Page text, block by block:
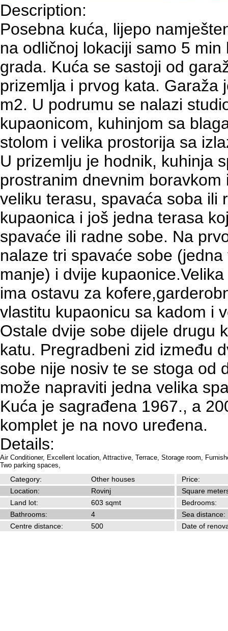
Description:
Posebna kuća, lijepo
na odličnoj lokaciji samo 5
grada. Kuća se sastoji od
prizemlja i prvog kata. Garaža
m2. U podrumu se nalazi
kupaonicom, kuhinjom sa
stolom i velika prostorija sa
U prizemlju je hodnik, kuhinja
prostranim dnevnim boravkom
veliku terasu, spavaća soba ili
kupaonica i još jedna terasa
spavaće ili radne sobe. Na
nalaze tri spavaće sobe
manje) i dvije
ima ostavu za
vlastitu kupaonicu sa kadom i
Ostale dvije sobe dijele drugu
katu. Pregradbeni zid između
sobe nije nosiv te se stoga od
može napraviti jedna velika
Kuća je sagrađena 1967., a
komplet je na novo uređena.
Details:
Air Conditioner, Excellent location, Attractive, Terrace, Storage room,
Two parking spaces,
Category: Other houses
Price:
Location:
Rovinj
Square
Land lot:
603 sqmt
Bedrooms:
Bathrooms:
4
Sea distance:
Centre distance:
500 Date of